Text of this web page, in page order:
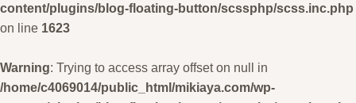
content/plugins/blog-floating-button/scssphp/scss.inc.php
on line 1623
Warning: Trying to access array offset on null in
/home/c4069014/public_html/mikiaya.com/wp-